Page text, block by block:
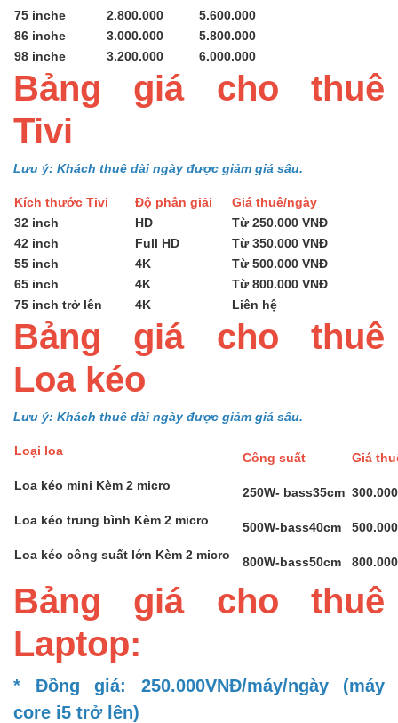
75 inche
2.800.000
5.600.000
86 inche
3.000.000
5.800.000
98 inche
3.200.000 6.000.000
Bảng giá cho thuê
Tivi
Lưu ý: Khách thuê dài ngày được giảm giá sâu.
Kích thước Tivi Độ phân giải
Giá thuê/ngày
32 inch
HD
Từ 250.000 VNĐ
42 inch
Full HD
Từ 350.000 VNĐ
55 inch
4K
Từ 500.000 VNĐ
65 inch
4K
Từ 800.000 VNĐ
75 inch trở lên
4K Liên hệ
Bảng giá cho thuê
Loa kéo
Lưu ý: Khách thuê dài ngày được giảm giá sâu.
Loại loa Công suất
Giá
Loa kéo mini Kèm 2 micro
250W- bass35cm
Loa kéo trung bình Kèm 2 micro
500W-bass40cm
Loa kéo công suất lớn Kèm 2 micro
800W-bass50cm
Bảng giá cho thuê
Laptop:
* Đồng giá: 250.000VNĐ/máy/ngày (máy
core i5 trở lên)